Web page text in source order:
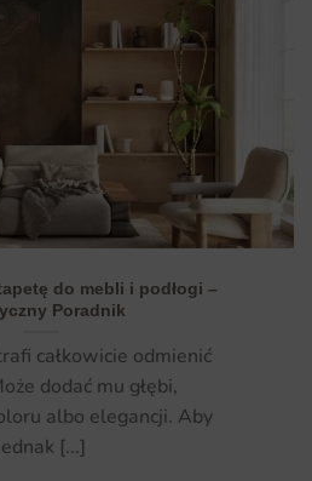
do mebli i podłogi –
Poradnik
całkowicie odmienić
dodać mu głębi,
albo elegancji. Aby
[...]